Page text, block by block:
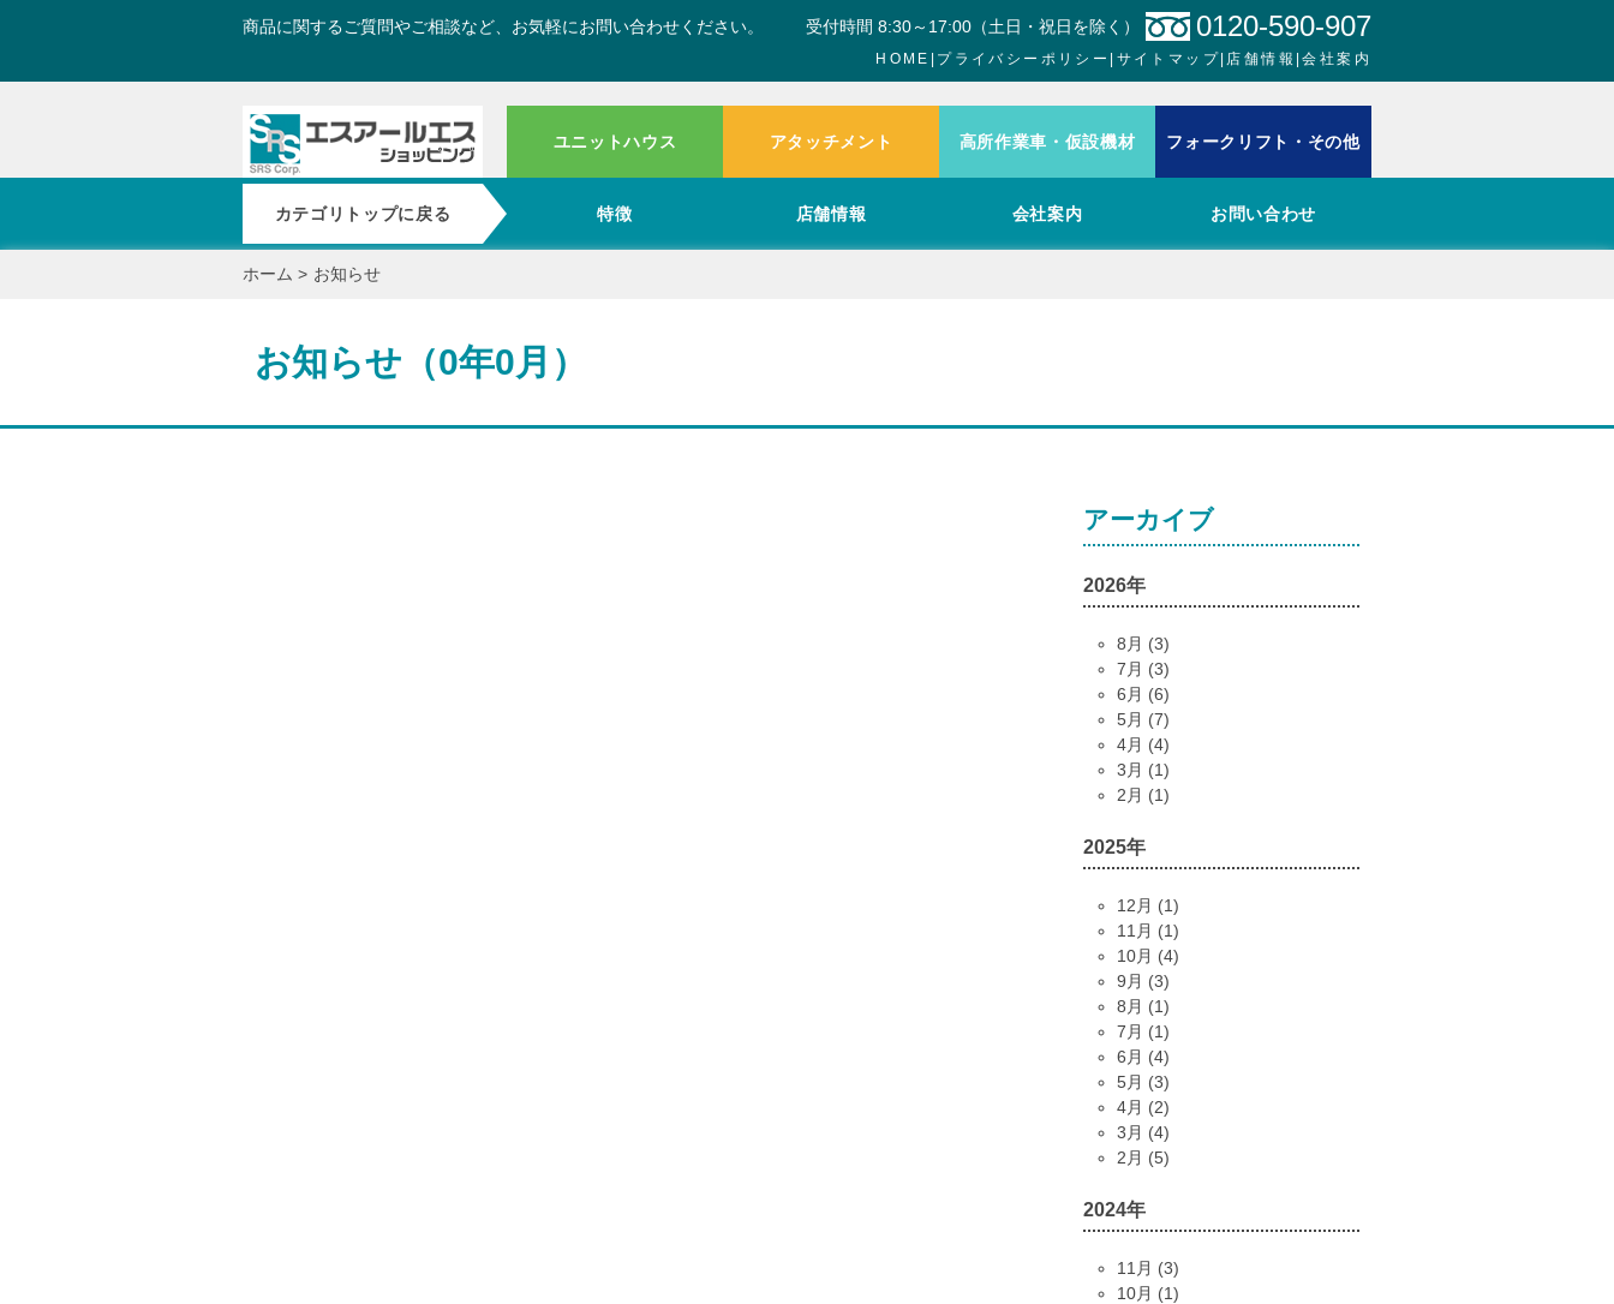
受付時間 8:30～17:00（土日・祝日を除く） 0120-590-907
商品に関するご質問やご相談など、お気軽にお問い合わせください。
HOME プライバシーポリシー サイトマップ 店舗情報 |会社案内
ユニットハウス アタッチメント 高所作業車・仮設機材 フォークリフト・その他
カテゴリトップに戻る 特徴 店舗情報 会社案内 お問い合わせ
ホーム > お知らせ
お知らせ（0年0月）
アーカイブ
2026年
8月 (3)
7月 (3)
6月 (6)
5月 (7)
4月 (4)
3月 (1)
2月 (1)
2025年
12月 (1)
11月 (1)
10月 (4)
9月 (3)
8月 (1)
7月 (1)
6月 (4)
5月 (3)
4月 (2)
3月 (4)
2月 (5)
2024年
11月 (3)
10月 (1)